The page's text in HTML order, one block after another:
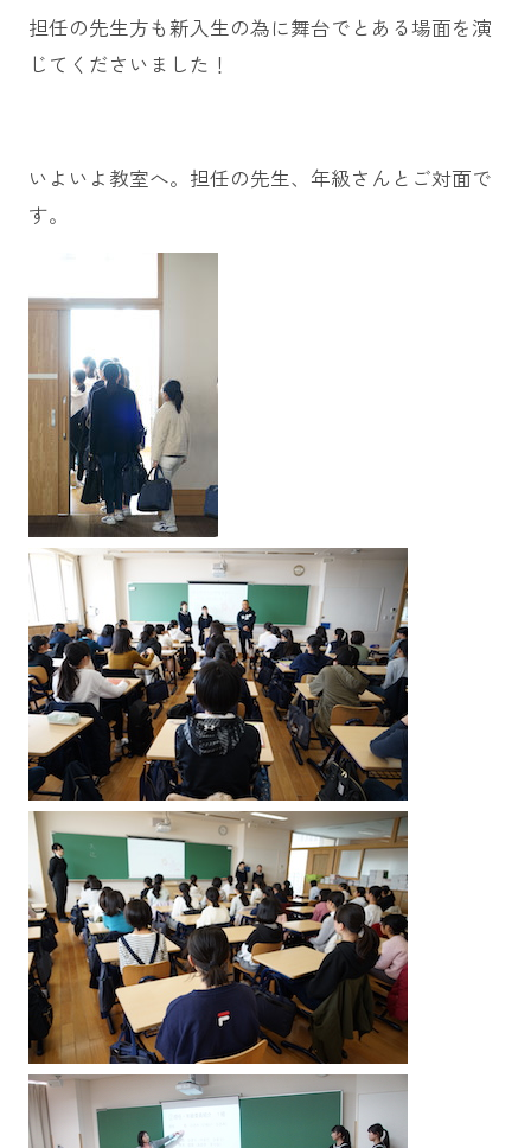
担任の先生方も新入生の為に舞台でとある場面を演
じてくださいました！
いよいよ教室へ。担任の先生、年級さんとご対面で
す。